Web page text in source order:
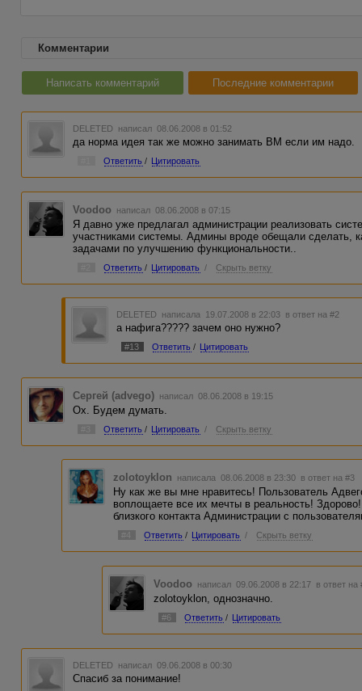
Комментарии
Написать комментарий Последние комментарии
DELETED написал 08.06.2008 в 01:52
да норма идея так же можно занимать ВМ если им надо.
Ответить / Цитировать
Voodoo написал 08.06.2008 в 07:15
Я давно уже предлагал администрации реализовать
участниками системы. Админы вроде обещали сделать,
задачами по улучшению функциональности..
Ответить / Цитировать / Скрыть ветку
DELETED написала 19.07.2008 в 22:03 в ответ на #2
а нафига????? зачем оно нужно?
#13 Ответить / Цитировать
Сергей (advego) написал 08.06.2008 в 19:15
Ох. Будем думать.
Ответить / Цитировать / Скрыть ветку
zolotoyklon написала 08.06.2008 в 23:30 в ответ на #3
Ну как же вы мне нравитесь! Пользователь
воплощаете все их мечты в реальность!
близкого контакта Администрации с
#4 Ответить / Цитировать / Скрыть ветку
Voodoo написал 09.06.2008 в 22:17 в ответ на
zolotoyklon, однозначно.
#6 Ответить / Цитировать
DELETED написал 09.06.2008 в 00:30
Спасиб за понимание!